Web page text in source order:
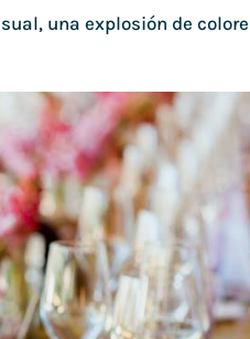
una explosión de